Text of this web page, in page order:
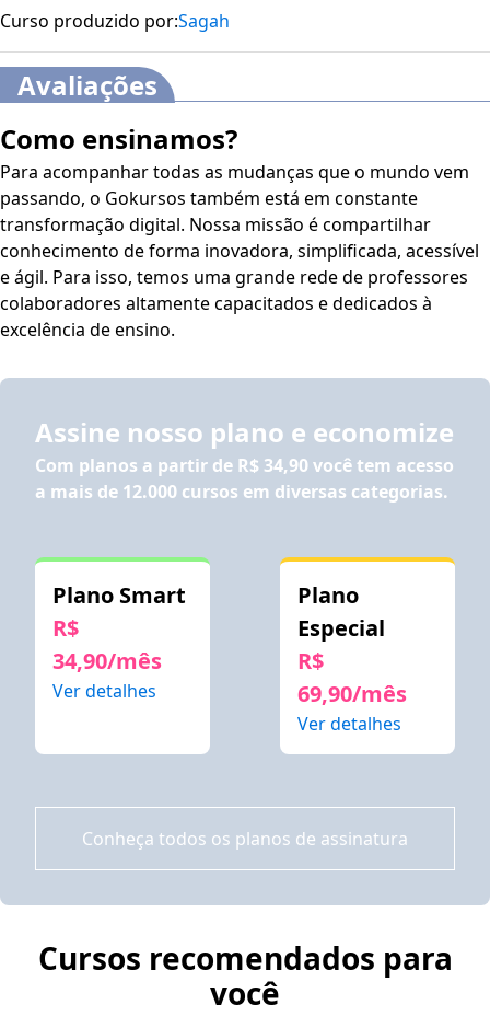
Curso produzido por:Sagah
Avaliações
Como ensinamos?
Para acompanhar todas as mudanças que o mundo vem
passando, o Gokursos também está em constante
transformação digital. Nossa missão é compartilhar
conhecimento de forma inovadora, simplificada, acessível
e ágil. Para isso, temos uma grande rede de professores
colaboradores altamente capacitados e dedicados à
excelência de ensino.
Assine nosso plano e economize
Com planos a partir de R$ 34,90você tem acesso
a mais de 12.000 cursos em diversas categorias.
Plano Smart
R$
34,90/mês
Ver detalhes
Plano
Especial
R$
69,90/mês
Ver detalhes
Conheça todos os planos de assinatura
Cursos recomendados para
você